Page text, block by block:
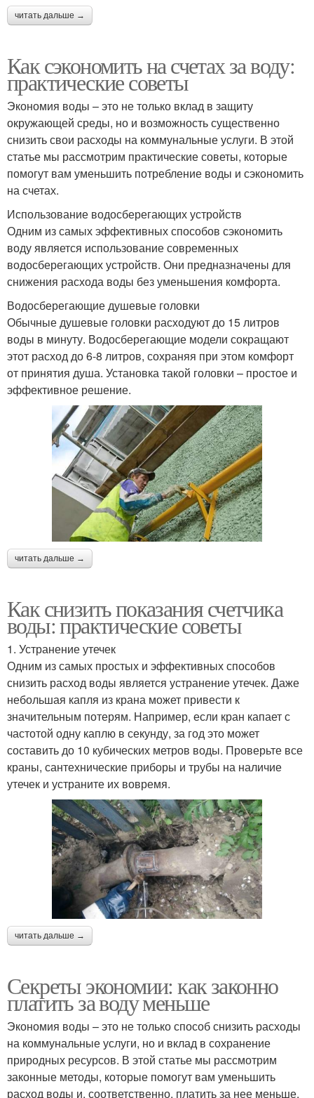
читать дальше →
Как сэкономить на счетах за воду:
практические советы
Экономия воды – это не только вклад в защиту
окружающей среды, но и возможность существенно
снизить свои расходы на коммунальные услуги. В этой
статье мы рассмотрим практические советы, которые
помогут вам уменьшить потребление воды и сэкономить
на счетах.
Использование водосберегающих устройств
Одним из самых эффективных способов сэкономить
воду является использование современных
водосберегающих устройств. Они предназначены для
снижения расхода воды без уменьшения комфорта.
Водосберегающие душевые головки
Обычные душевые головки расходуют до 15 литров
воды в минуту. Водосберегающие модели сокращают
этот расход до 6-8 литров, сохраняя при этом комфорт
от принятия душа. Установка такой головки – простое и
эффективное решение.
читать дальше →
Как снизить показания счетчика
воды: практические советы
1. Устранение утечек
Одним из самых простых и эффективных способов
снизить расход воды является устранение утечек. Даже
небольшая капля из крана может привести к
значительным потерям. Например, если кран капает с
частотой одну каплю в секунду, за год это может
составить до 10 кубических метров воды. Проверьте все
краны, сантехнические приборы и трубы на наличие
утечек и устраните их вовремя.
читать дальше →
Секреты экономии: как законно
платить за воду меньше
Экономия воды – это не только способ снизить расходы
на коммунальные услуги, но и вклад в сохранение
природных ресурсов. В этой статье мы рассмотрим
законные методы, которые помогут вам уменьшить
расход воды и, соответственно, платить за нее меньше.